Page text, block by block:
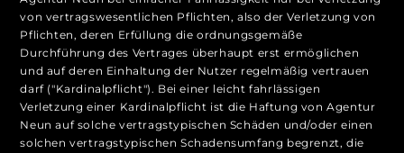
von vertragswesentlichen Pflichten, also der Verletzung von
Pflichten, deren Erfüllung die ordnungsgemäße
Durchführung des Vertrages überhaupt erst ermöglichen
und auf deren Einhaltung der Nutzer regelmäßig vertrauen
darf ("Kardinalpflicht"). Bei einer leicht fahrlässigen
Verletzung einer Kardinalpflicht ist die Haftung von Agentur
Neun auf solche vertragstypischen Schäden und/oder einen
solchen vertragstypischen Schadensumfang begrenzt, die